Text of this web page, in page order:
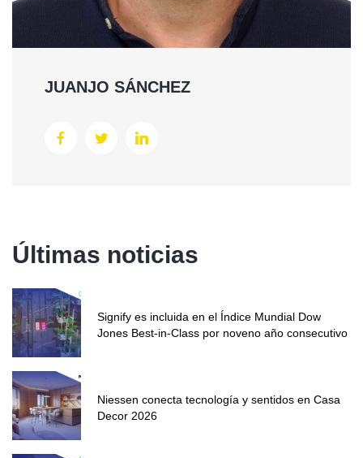
JUANJO SÁNCHEZ
Últimas noticias
Signify es incluida en el Índice Mundial Dow
Jones Best-in-Class por noveno año consecutivo
Niessen conecta tecnología y sentidos en Casa
Decor 2026